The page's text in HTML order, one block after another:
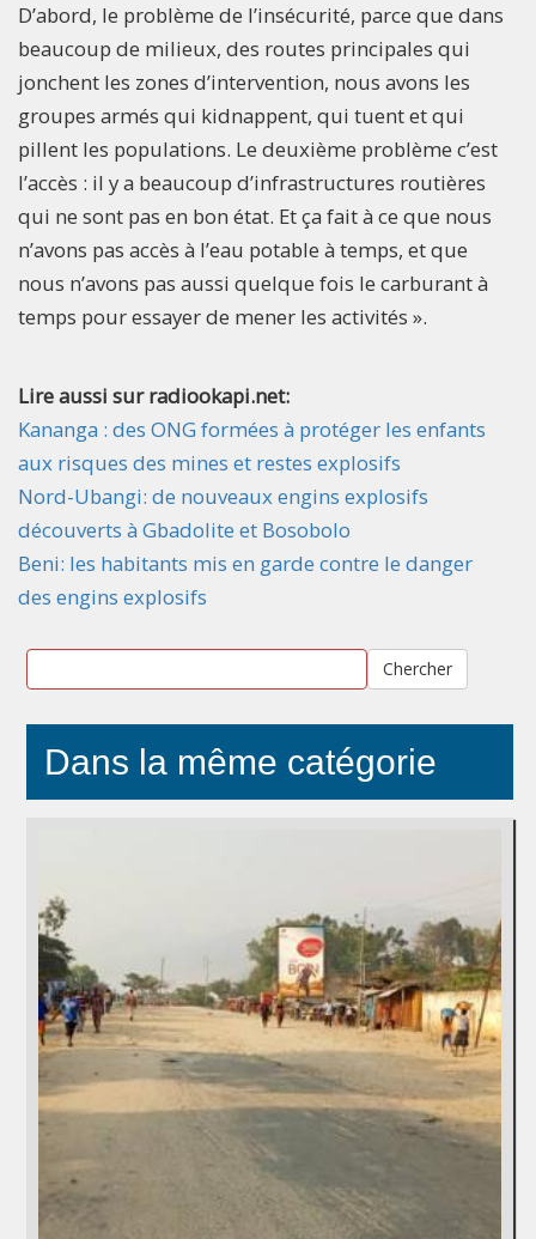
D’abord, le problème de l’insécurité, parce que dans
beaucoup de milieux, des routes principales qui
jonchent les zones d’intervention, nous avons les
groupes armés qui kidnappent, qui tuent et qui
pillent les populations. Le deuxième problème c’est
l’accès : il y a beaucoup d’infrastructures routières
qui ne sont pas en bon état. Et ça fait à ce que nous
n’avons pas accès à l’eau potable à temps, et que
nous n’avons pas aussi quelque fois le carburant à
temps pour essayer de mener les activités ».
Lire aussi sur radiookapi.net:
Kananga : des ONG formées à protéger les enfants
aux risques des mines et restes explosifs
Nord-Ubangi: de nouveaux engins explosifs
découverts à Gbadolite et Bosobolo
Beni: les habitants mis en garde contre le danger
des engins explosifs
Chercher
Dans la même catégorie